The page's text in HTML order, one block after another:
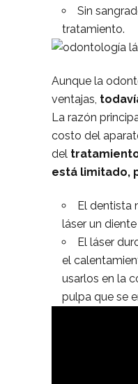
Sin
tratamiento.
Aunque la
ventajas,
La razón
costo del
del
está limitado,
El dentista
láser un
El láser
el
usarlos en la
pulpa que se